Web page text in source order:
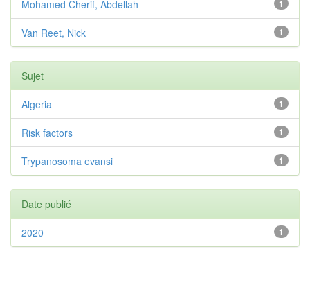
1
Mohamed Cherif, Abdellah
1
Van Reet, Nick
Sujet
1
Algeria
1
Risk factors
1
Trypanosoma evansi
Date publié
1
2020